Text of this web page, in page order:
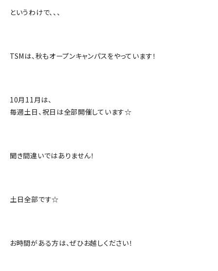
というわけで、、、
TSMは、秋もオープンキャンパスをやっています！
10月11月は、
毎週土日、祝日は全部開催しています☆
聞き間違いではありません！
土日全部です☆
お時間がある方は、ぜひお越しください！